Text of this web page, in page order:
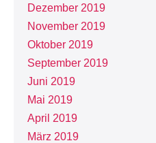
Dezember 2019
November 2019
Oktober 2019
September 2019
Juni 2019
Mai 2019
April 2019
März 2019